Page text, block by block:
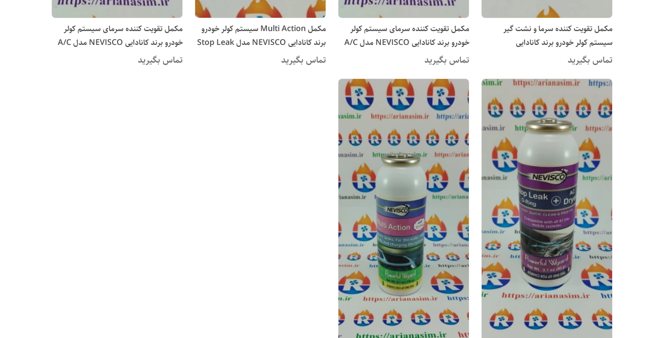
مکمل تقویت کننده سرما و نشت گیر
سیستم کولر خودرو برند کانادایی
تماس بگیرید
مکمل تقویت کننده سرمای سیستم کولر
خودرو برند کانادایی NEVISCO مدل A/C
Dryer
تماس بگیرید
مکمل Multi Action سیستم کولر خودرو
برند کانادایی NEVISCO مدل Stop Leak
+ A/C Dryer
تماس بگیرید
مکمل تقویت کننده سرمای سیستم کولر
خودرو برند کانادایی NEVISCO مدل A/C
Dryer (قیمت عمده)
تماس بگیرید